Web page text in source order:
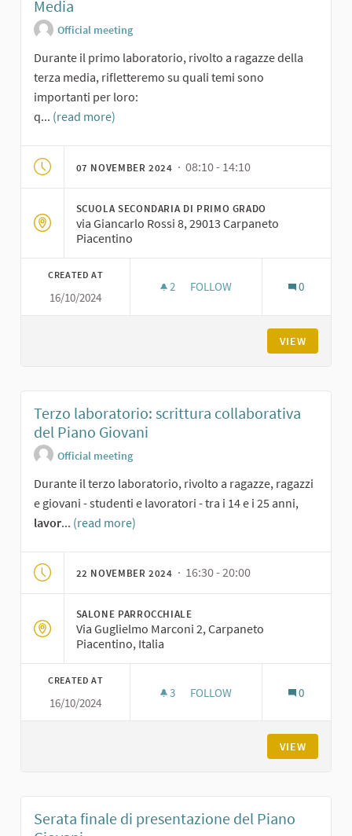
Media
Official meeting
Durante il primo laboratorio, rivolto a ragazze della
terza media, rifletteremo su quali temi sono
importanti per loro:
q... (read more)
07 NOVEMBER 2024 · 08:10 - 14:10
SCUOLA SECONDARIA DI PRIMO GRADO
via Giancarlo Rossi 8, 29013 Carpaneto
Piacentino
CREATED AT
16/10/2024
2 2 FOLLOWERS
FOLLOW 0
VIEW
Terzo laboratorio: scrittura collaborativa
del Piano Giovani
Official meeting
Durante il terzo laboratorio, rivolto a ragazze, ragazzi
e giovani - studenti e lavoratori - tra i 14 e i 25 anni,
lavor... (read more)
22 NOVEMBER 2024 · 16:30 - 20:00
SALONE PARROCCHIALE
Via Guglielmo Marconi 2, Carpaneto
Piacentino, Italia
CREATED AT
16/10/2024
3 3 FOLLOWERS
FOLLOW 0
VIEW
Serata finale di presentazione del Piano